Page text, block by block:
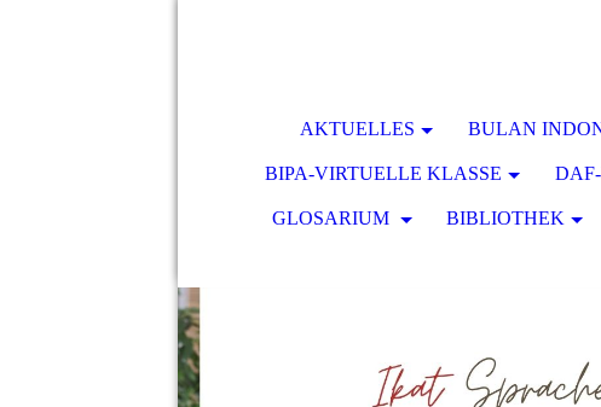
AKTUELLES BULAN
BIPA-VIRTUELLE KLASSE
GLOSARIUM BIBLIOTHEK